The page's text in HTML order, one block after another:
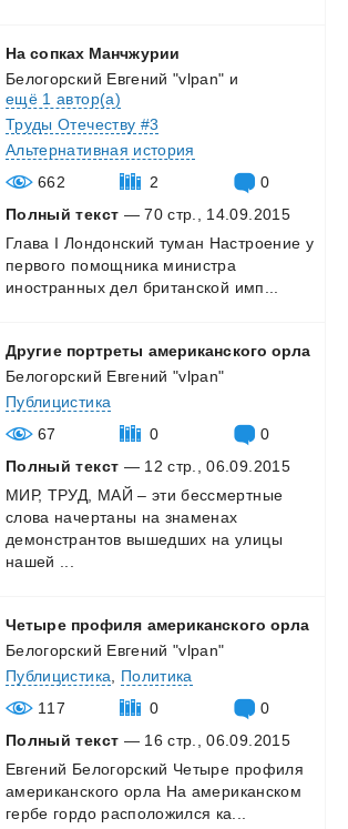
На сопках Манчжурии
Белогорский Евгений "vlpan" и
ещё 1 автор(а)
Труды Отечеству #3
Альтернативная история
662
2
0
Полный текст — 70 стр., 14.09.2015
Глава I Лондонский туман Настроение у
первого помощника министра
иностранных дел британской имп...
Другие портреты американского орла
Белогорский Евгений "vlpan"
Публицистика
67
0
0
Полный текст — 12 стр., 06.09.2015
МИР, ТРУД, МАЙ – эти бессмертные
слова начертаны на знаменах
демонстрантов вышедших на улицы
нашей ...
Четыре профиля американского орла
Белогорский Евгений "vlpan"
Публицистика
Политика
117
0
0
Полный текст — 16 стр., 06.09.2015
Евгений Белогорский Четыре профиля
американского орла На американском
гербе гордо расположился ка...